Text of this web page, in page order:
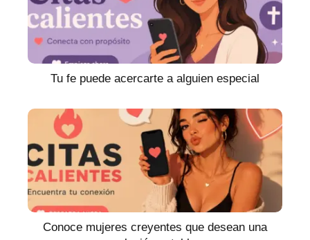
Tu fe puede acercarte a alguien especial
Conoce mujeres creyentes que desean una